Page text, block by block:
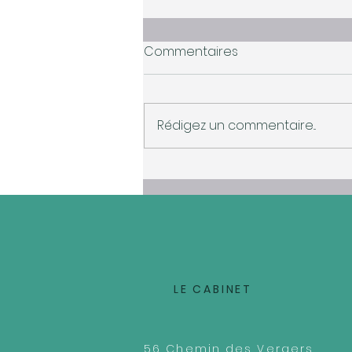
Bientôt la Fête des
Mamans 🌸🌷💕
Commentaires
Rédigez un commentaire...
LE CABINET